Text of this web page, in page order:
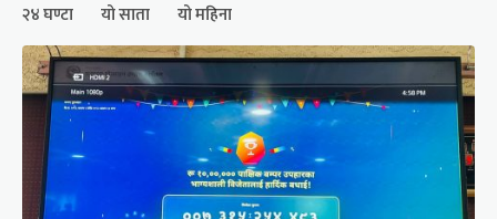
२४ घण्टा यो साता यो महिना